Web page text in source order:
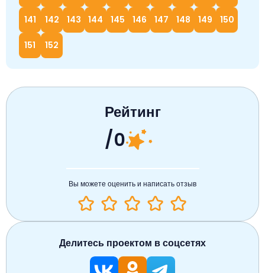
141 142 143 144 145 146 147 148 149 150
151 152
Рейтинг
/0
Вы можете оценить и написать отзыв
Делитесь проектом в соцсетях